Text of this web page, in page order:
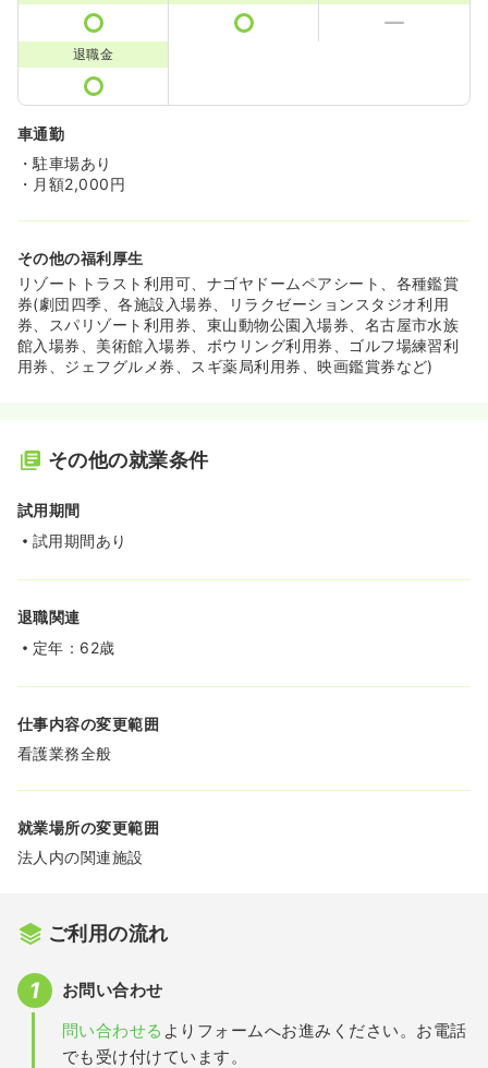
退職金
車通勤
・駐車場あり
・月額2,000円
その他の福利厚生
リゾートトラスト利用可、ナゴヤドームペアシート、各種鑑賞
券(劇団四季、各施設入場券、リラクゼーションスタジオ利用
券、スパリゾート利用券、東山動物公園入場券、名古屋市水族
館入場券、美術館入場券、ボウリング利用券、ゴルフ場練習利
用券、ジェフグルメ券、スギ薬局利用券、映画鑑賞券など)
その他の就業条件
試用期間
試用期間あり
退職関連
定年：62歳
仕事内容の変更範囲
看護業務全般
就業場所の変更範囲
法人内の関連施設
ご利用の流れ
お問い合わせ
問い合わせる よりフォームへお進みください。お電話
でも受け付けています。